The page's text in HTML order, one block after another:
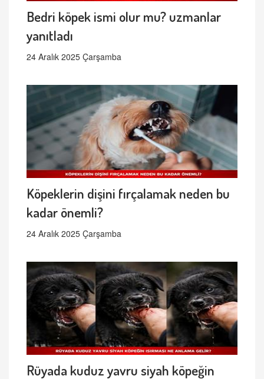
Bedri köpek ismi olur mu? uzmanlar
yanıtladı
24 Aralık 2025 Çarşamba
Köpeklerin dişini fırçalamak neden bu
kadar önemli?
24 Aralık 2025 Çarşamba
Rüyada kuduz yavru siyah köpeğin